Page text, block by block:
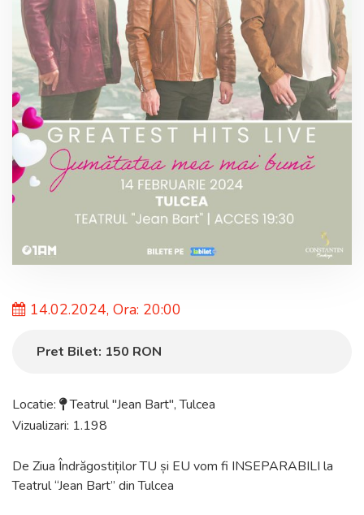
14.02.2024, Ora: 20:00
Pret Bilet: 150 RON
Locatie: Teatrul "Jean Bart",Tulcea
Vizualizari: 1.198
De Ziua Îndrăgostiților TU și EU vom fi INSEPARABILI la
Teatrul “Jean Bart” din Tulcea